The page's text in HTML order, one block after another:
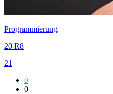
Programmierung
20 R8
21
0
0